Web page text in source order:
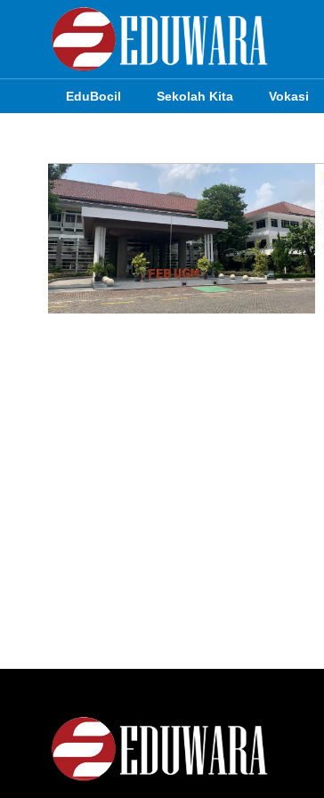
EduBocil Sekolah Kita Vokasi
Sekolah Kita
Vokasi
Kampus
Idea
Sains